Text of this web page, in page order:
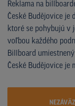
Reklama na
České Budějovice je
ktoré se pohybujú v
voľbou každého
Billboard
České Budějovice je